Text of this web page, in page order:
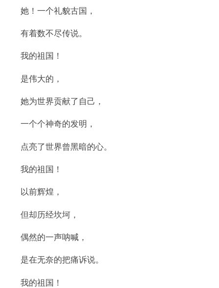
她！一个礼貌古国，
有着数不尽传说。
我的祖国！
是伟大的，
她为世界贡献了自己，
一个个神奇的发明，
点亮了世界曾黑暗的心。
我的祖国！
以前辉煌，
但却历经坎坷，
偶然的一声呐喊，
是在无奈的把痛诉说。
我的祖国！